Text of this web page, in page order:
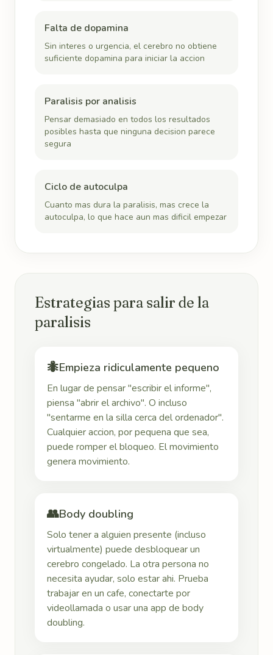
Falta de dopamina
Sin interes o urgencia, el cerebro no obtiene
suficiente dopamina para iniciar la accion
Paralisis por analisis
Pensar demasiado en todos los resultados
posibles hasta que ninguna decision parece
segura
Ciclo de autoculpa
Cuanto mas dura la paralisis, mas crece la
autoculpa, lo que hace aun mas dificil empezar
Estrategias para salir de la
paralisis
🐜Empieza ridiculamente pequeno
En lugar de pensar "escribir el informe",
piensa "abrir el archivo". O incluso
"sentarme en la silla cerca del ordenador".
Cualquier accion, por pequena que sea,
puede romper el bloqueo. El movimiento
genera movimiento.
👥Body doubling
Solo tener a alguien presente (incluso
virtualmente) puede desbloquear un
cerebro congelado. La otra persona no
necesita ayudar, solo estar ahi. Prueba
trabajar en un cafe, conectarte por
videollamada o usar una app de body
doubling.